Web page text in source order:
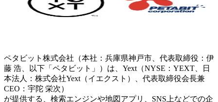
ペタビット株式会社（本社：兵庫県神戸市、代表取締役：伊
藤 浩、以下「ペタビット」）は、Yext（NYSE：YEXT、日
本法人：株式会社Yext（イエクスト）、代表取締役会長兼
CEO：宇陀 栄次）
が提供する、検索エンジンや地図アプリ、SNS上などでの企